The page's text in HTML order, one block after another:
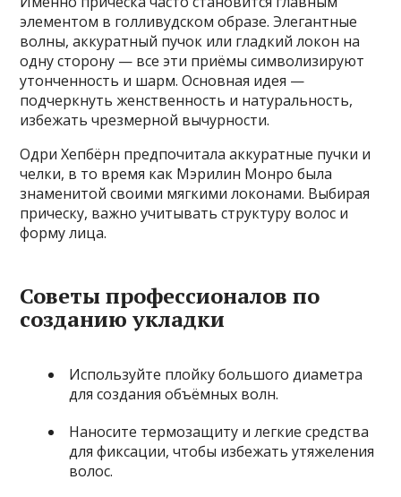
элементом в голливудском образе. Элегантные
волны, аккуратный пучок или гладкий локон на
одну сторону — все эти приёмы символизируют
утонченность и шарм. Основная идея —
подчеркнуть женственность и натуральность,
избежать чрезмерной вычурности.
Одри Хепбёрн предпочитала аккуратные пучки и
челки, в то время как Мэрилин Монро была
знаменитой своими мягкими локонами. Выбирая
прическу, важно учитывать структуру волос и
форму лица.
Советы профессионалов по
созданию укладки
Используйте плойку большого диаметра
для создания объёмных волн.
Наносите термозащиту и легкие средства
для фиксации, чтобы избежать утяжеления
волос.